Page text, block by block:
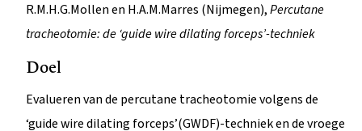
R.M.H.G.Mollen en H.A.M.Marres (Nijmegen),Percutane
tracheotomie: de ‘guide wire dilating forceps’-techniek
Doel
Evalueren van de percutane tracheotomie volgens de
‘guide wire dilating forceps’(GWDF)-techniek en de vroege